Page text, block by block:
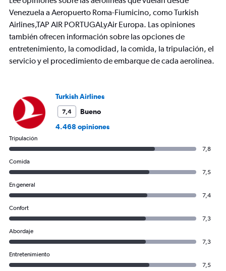
1
Y
axis
displaying
Range:
Venezuela a Aeropuerto Roma-Fiumicino, como Turkish
Airlines,TAP AIR PORTUGALyAir Europa. Las opiniones
también ofrecen información sobre las opciones de
entretenimiento, la comodidad, la comida, la tripulación, el
servicio y el procedimiento de embarque de cada aerolínea.
Turkish Airlines
7,4
Bueno
4.468 opiniones
Tripulación
7,8
Comida
7,5
En general
7,4
Confort
7,3
Abordaje
7,3
Entretenimiento
7,5